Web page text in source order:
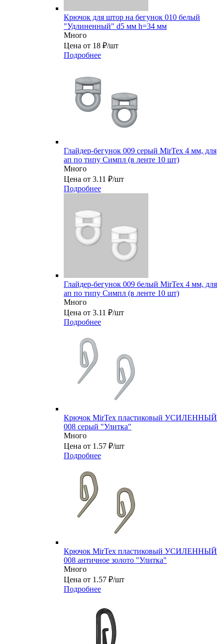
Крючок для штор на бегунок 010 белый
"Удлиненный" d5 мм h=34 мм
Много
Цена от 18 ₽/шт
Подробнее
Глайдер-бегунок 009 серый MirTex 4 мм, для
ап по типу Симпл (в ленте 10 шт)
Много
Цена от 3.11 ₽/шт
Подробнее
Глайдер-бегунок 009 белый MirTex 4 мм, для
ап по типу Симпл (в ленте 10 шт)
Много
Цена от 3.11 ₽/шт
Подробнее
Крючок MirTex пластиковый УСИЛЕННЫЙ
008 серый "Улитка"
Много
Цена от 1.57 ₽/шт
Подробнее
Крючок MirTex пластиковый УСИЛЕННЫЙ
008 античное золото "Улитка"
Много
Цена от 1.57 ₽/шт
Подробнее